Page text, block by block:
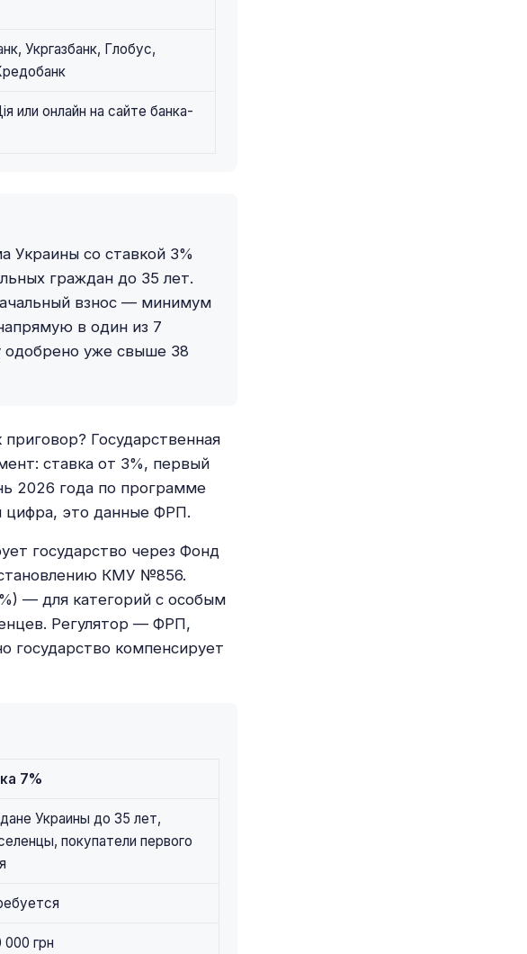
Укргазбанк, Глобус,
или онлайн на сайте банка-
Украины со ставкой 3%
граждан до 35 лет.
взнос — минимум
в один из 7
уже свыше 38
Государственная
ставка от 3%, первый
2026 года по программе
цифра, это данные ФРП.
государство через Фонд
КМУ №856.
— для категорий с особым
Регулятор — ФРП,
государство компенсирует
7%
Украины до 35 лет,
покупатели первого
000 грн